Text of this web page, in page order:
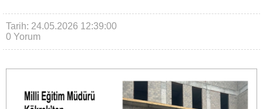
Tarih: 24.05.2026 12:39:00
0 Yorum